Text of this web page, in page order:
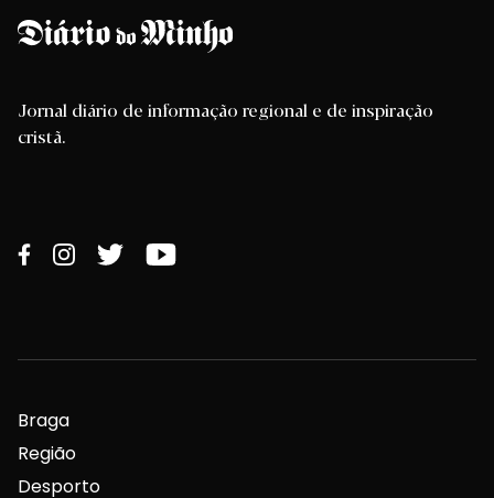
Jornal diário de informação regional e de inspiração
cristã.
Braga
Região
Desporto